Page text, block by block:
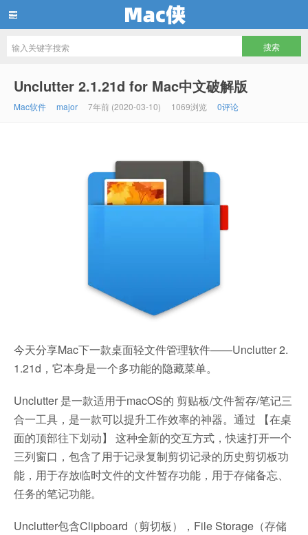
Unclutter 2.1.21d for Mac中文破解版
Mac软件 major 7年前 (2020-03-10) 1069浏览 0评论
今天分享Mac下一款桌面轻文件管理软件——Unclutter 2.
1.21d，它本身是一个多功能的隐藏菜单。
Unclutter 是一款适用于macOS的 剪贴板/文件暂存/笔记三
合一工具，是一款可以提升工作效率的神器。通过 【在桌
面的顶部往下划动】 这种全新的交互方式，快速打开一个
三列窗口，包含了用于记录复制剪切记录的历史剪切板功
能，用于存放临时文件的文件暂存功能，用于存储备忘、
任务的笔记功能。
Unclutter包含Clipboard（剪切板），File Storage（存储